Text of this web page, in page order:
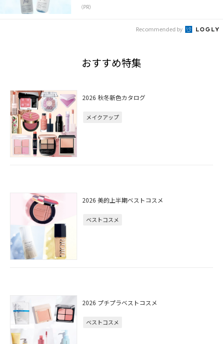
（PR）
Recommended by
おすすめ特集
2026 秋冬新色カタログ
メイクアップ
2026 美的上半期ベストコスメ
ベストコスメ
2026 プチプラベストコスメ
ベストコスメ